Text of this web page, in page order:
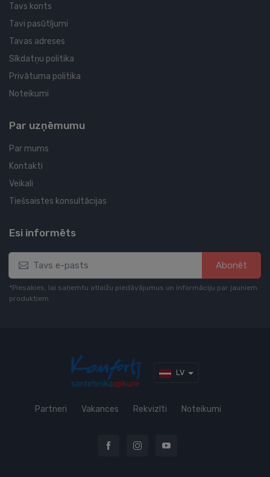
Tavs konts
Tavi pasūtījumi
Tavas adreses
Sīkdatņu politika
Privātuma politika
Noteikumi
Par uzņēmumu
Par mums
Kontakti
Veikali
Tiešsaistes konsultācijas
Esi informēts
Abonēt
*Piesakies, lai saņemtu atlaižu piedāvājumus un informāciju par jauniem
produktiem
LV
Partneri Vakances Rekvizīti Noteikumi